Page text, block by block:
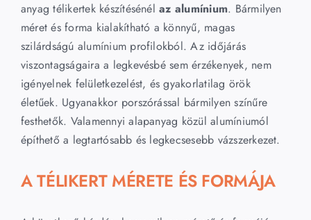
anyag télikertek készítésénélaz alumínium. Bármilyen
méret és forma kialakítható a könnyű, magas
szilárdságú alumínium profilokból. Az időjárás
viszontagságaira a legkevésbé sem érzékenyek, nem
igényelnek felületkezelést, és gyakorlatilag örök
életűek. Ugyanakkor porszórással bármilyen színűre
festhetők. Valamennyi alapanyag közül alumíniumól
építhető a legtartósabb és legkecsesebb vázszerkezet.
A TÉLIKERT MÉRETE ÉS FORMÁJA